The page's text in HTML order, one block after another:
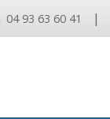
04 93 63 60 41 |